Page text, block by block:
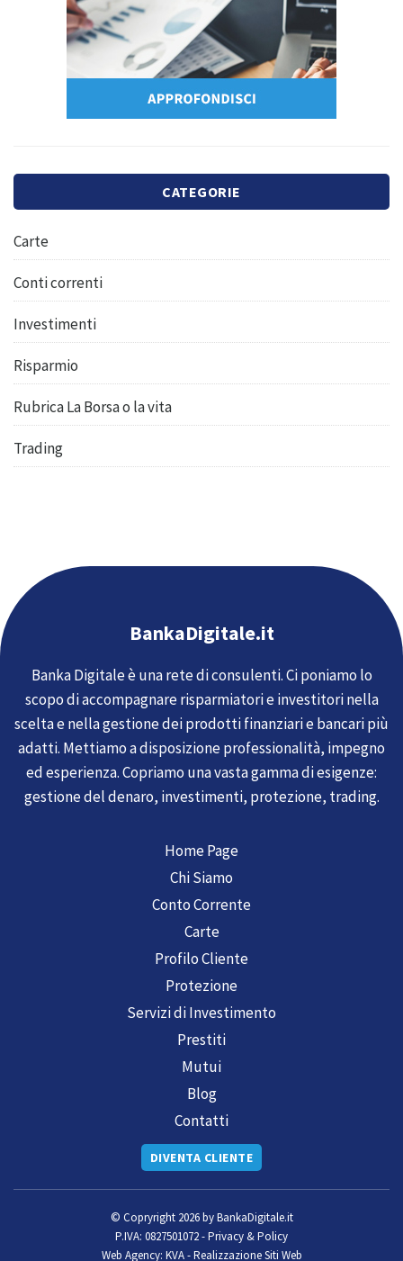
CATEGORIE
Carte
Conti correnti
Investimenti
Risparmio
Rubrica La Borsa o la vita
Trading
BankaDigitale.it
Banka Digitale è una rete di consulenti. Ci poniamo lo
scopo di accompagnare risparmiatori e investitori nella
scelta e nella gestione dei prodotti finanziari e bancari più
adatti. Mettiamo a disposizione professionalità, impegno
ed esperienza. Copriamo una vasta gamma di esigenze:
gestione del denaro, investimenti, protezione, trading.
Home Page
Chi Siamo
Conto Corrente
Carte
Profilo Cliente
Protezione
Servizi di Investimento
Prestiti
Mutui
Blog
Contatti
DIVENTA CLIENTE
© Copryright 2026 byBankaDigitale.it
P.IVA: 0827501072 -Privacy & Policy
Web Agency: KVA - Realizzazione Siti Web